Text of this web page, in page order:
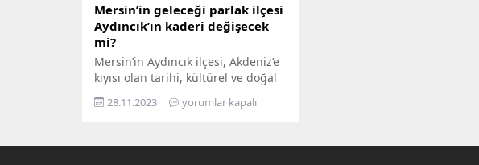
Mersin’in geleceği parlak ilçesi
Aydıncık’ın kaderi değişecek
mi?
Mersin’in Aydıncık ilçesi, Akdeniz’e
kıyısı olan tarihi, kültürel ve doğal
güzellikleriyle ünlü bir yerleşim
bölgesidir. 31 Mart 2024 Yerel
28.11.2023 yorumlar kapalı